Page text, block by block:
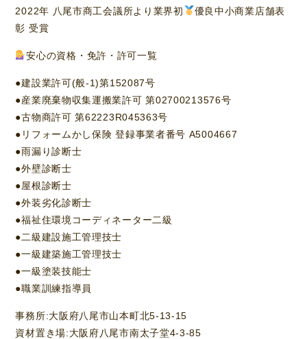
2022年 八尾市商工会議所より業界初
優良中小商業店舗表
彰 受賞
安心の資格・免許・許可一覧
●建設業許可(般-1)第152087号
●産業廃棄物収集運搬業許可 第02700213576号
●古物商許可 第62223R045363号
●リフォームかし保険 登録事業者番号 A5004667
●雨漏り診断士
●外壁診断士
●屋根診断士
●外装劣化診断士
●福祉住環境コーディネーター二級
●二級建設施工管理技士
●一級建築施工管理技士
●一級塗装技能士
●職業訓練指導員
事務所:大阪府八尾市山本町北5-13-15
資材置き場:大阪府八尾市南太子堂4-3-85